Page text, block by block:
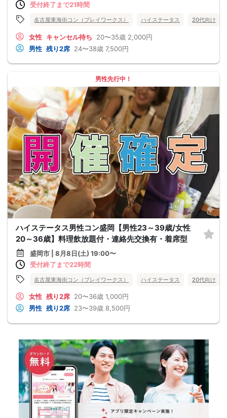
受付終了まで21時間
名古屋東海街コン（プレイワークス） ハイステータス 20代向け
女性 キャンセル待ち 20〜35歳 2,000円
男性 残り2席 24〜38歳 7,500円
男性先行中！
ハイステータス男性コン盛岡【男性23～39歳/女性
20～36歳】料理飲放題付・連絡先交換有・着席型
盛岡市 | 8月8日(土) 19:00〜
受付終了まで22時間
名古屋東海街コン（プレイワークス） ハイステータス 20代向け
女性 残り2席 20〜36歳 1,000円
男性 残り2席 23〜39歳 8,500円